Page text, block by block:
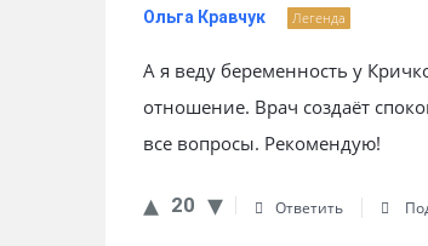
Ольга Кравчук Легенда
А я веду беременность у
отношение. Врач создаёт
все вопросы. Рекомендую!
20 Ответить